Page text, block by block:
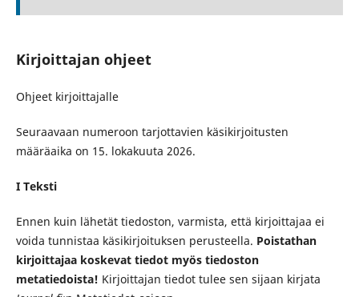
Kirjoittajan ohjeet
Ohjeet kirjoittajalle
Seuraavaan numeroon tarjottavien käsikirjoitusten
määräaika on 15. lokakuuta 2026.
I Teksti
Ennen kuin lähetät tiedoston, varmista, että kirjoittajaa ei
voida tunnistaa käsikirjoituksen perusteella. Poistathan
kirjoittajaa koskevat tiedot myös tiedoston
metatiedoista! Kirjoittajan tiedot tulee sen sijaan kirjata